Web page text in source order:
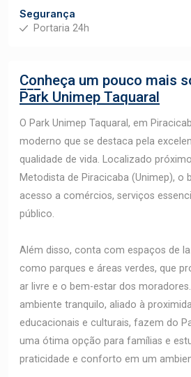
Segurança
Portaria 24h
Conheça um pouco mais
Park Unimep Taquaral
O Park Unimep Taquaral, em
moderno que se destaca pela
qualidade de vida. Localizado
Metodista de Piracicaba (Unimep), o
acesso a comércios, serviços
público.
Além disso, conta com espaços de
como parques e áreas verdes, que
ar livre e o bem-estar dos
ambiente tranquilo, aliado à
educacionais e culturais, fazem do
uma ótima opção para famílias e
praticidade e conforto em um